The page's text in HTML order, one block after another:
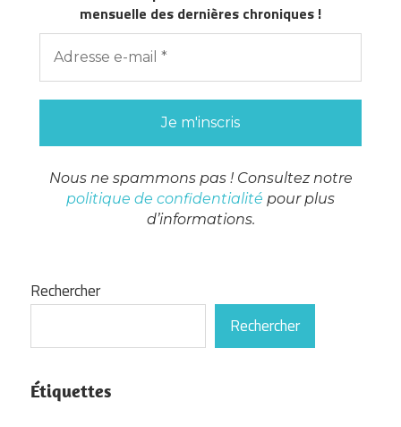
mensuelle des dernières chroniques !
Nous ne spammons pas ! Consultez notre
politique de confidentialité pour plus
d’informations.
Rechercher
Rechercher
Étiquettes